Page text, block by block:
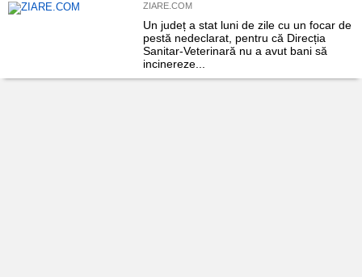
ZIARE.COM
Un județ a stat luni de zile cu un focar de
pestă nedeclarat, pentru că Direcția
Sanitar-Veterinară nu a avut bani să
incinereze...